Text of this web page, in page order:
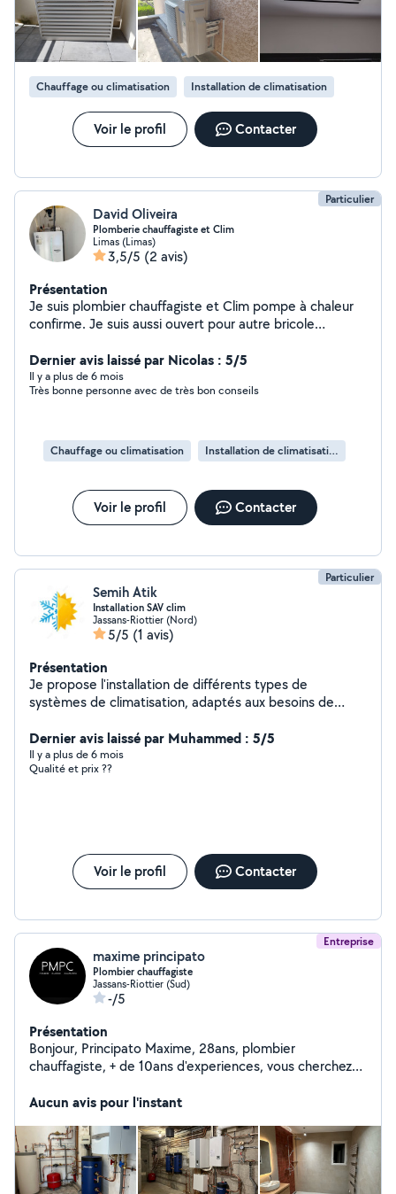
Chauffage ou climatisation Installation de climatisation
Voir le profil Contacter
Particulier
David Oliveira
Plomberie chauffagiste et Clim
Limas (Limas)
3,5/5 (2 avis)
Présentation
Je suis plombier chauffagiste et Clim pompe à chaleur
confirme. Je suis aussi ouvert pour autre bricole
Dernier avis laissé par Nicolas : 5/5
Il y a plus de 6 mois
Très bonne personne avec de très bon conseils
Chauffage ou climatisation Installation de climatisation
Voir le profil Contacter
Particulier
Semih Atik
Installation SAV clim
Jassans-Riottier (Nord)
5/5 (1 avis)
Présentation
Je propose l'installation de différents types de
systèmes de climatisation, adaptés aux besoins de
sur mesure, comprenant le nettoyage, le contrôle des
performances, et la recharge éventuelle de gaz
réfrigérant J'interviens rapidement en cas de panne ou
pour optimiser votre confort tout en réalisant des
économies d'énergie.
Dernier avis laissé par Muhammed : 5/5
Il y a plus de 6 mois
Qualité et prix ??
Voir le profil Contacter
Entreprise
maxime principato
Plombier chauffagiste
Jassans-Riottier (Sud)
-/5
Présentation
Bonjour, Principato Maxime, 28ans, plombier
chauffagiste, + de 10ans d'experiences, vous cherchez
plomberie ? que ce soit salle de bain, système de
passion, alors n'hesitez pas a me sollicité je vous
répondrais avec plaisir, Bonne journée. Principato
Maxime / PMPC Plomberie Chauffage Climatisation
Aucun avis pour l'instant